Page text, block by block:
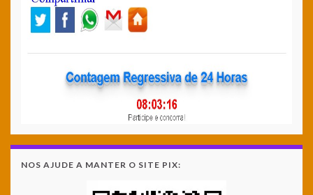
NOS AJUDE A MANTER O SITE PIX: